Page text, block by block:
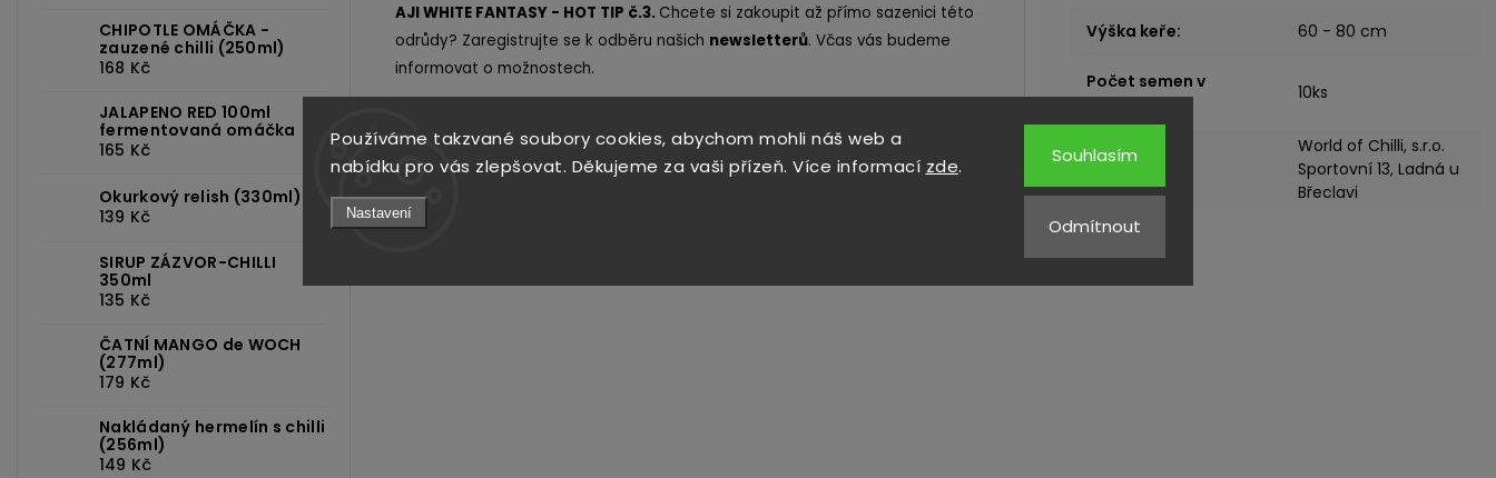
Používáme takzvané soubory cookies, abychom mohli náš web a
nabídku pro vás zlepšovat. Děkujeme za vaši přízeň. Více informací zde.
Nastavení
Odmítnout
Souhlasím
CHIPOTLE OMÁČKA -
zauzené chilli (250ml)
168 Kč
JALAPENO RED 100ml
fermentovaná omáčka
165 Kč
Okurkový relish (330ml)
139 Kč
SIRUP ZÁZVOR-CHILLI
350ml
135 Kč
ČATNÍ MANGO de WOCH
(277ml)
179 Kč
Nakládaný hermelín s chilli
(256ml)
149 Kč
AJI WHITE FANTASY - HOT TIP č.3. Chcete si zakoupit až přímo sazenici této
odrůdy? Zaregistrujte se k odběru našich newsletterů. Včas vás budeme
informovat o možnostech.
Výška keře: 60 - 80 cm
Počet semen v
10ks
World of Chilli, s.r.o.
Sportovní 13, Ladná u
Břeclavi